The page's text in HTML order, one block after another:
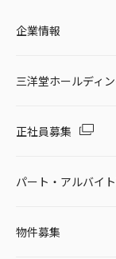
企業情報
三洋堂ホールディ
正社員募集
パート・アルバイ
物件募集